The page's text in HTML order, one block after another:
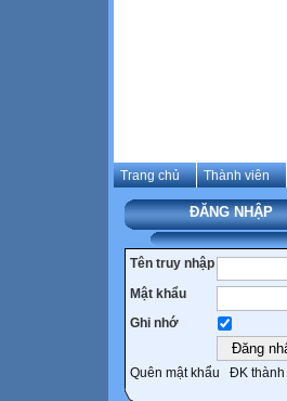
Trang chủ Thành viên
ĐĂNG NHẬP
Tên truy nhập
Mật khẩu
Ghi nhớ
Quên mật khẩu ĐK thành